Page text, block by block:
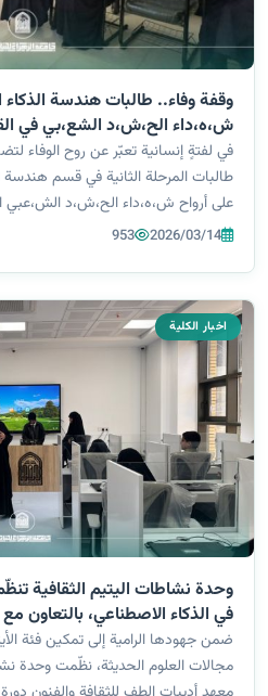
وقفة وفاء.. طالبات هندسة
ش،ه،داء الح،ش،د الشع،بي في
في لفتةٍ إنسانية تعبّر عن روح الوفاء
طالبات المرحلة الثانية في قسم
على أرواح ش،ه،داء الح،ش،د الش،عبي
الذي طال مواقعهم في منطقة القائم
2026/03/14
953
اخبار الكلية
وحدة نشاطات اليتيم الثقافية
في الذكاء الاصطناعي، بالتعاون
المعلومات
ضمن جهودها الرامية إلى تمكين فئة
مجالات العلوم الحديثة، نظّمت وحدة